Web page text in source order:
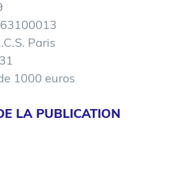
Paris
1000 euros
LA PUBLICATION